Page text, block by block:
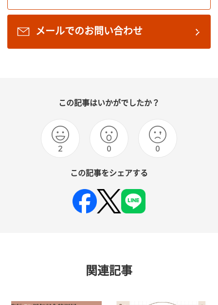
メールでのお問い合わせ
この記事はいかがでしたか？
2 0 0
この記事をシェアする
関連記事